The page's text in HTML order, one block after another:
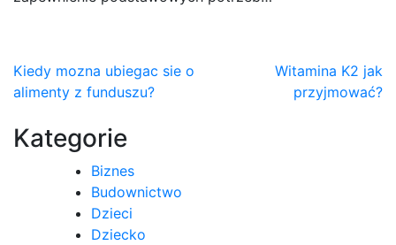
Nawigacja
wpisu
Kiedy mozna ubiegac sie o
alimenty z funduszu?
Witamina K2 jak
przyjmować?
Kategorie
Biznes
Budownictwo
Dzieci
Dziecko